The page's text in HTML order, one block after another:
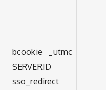
bcookie _utmc
SERVERID
sso_redirect